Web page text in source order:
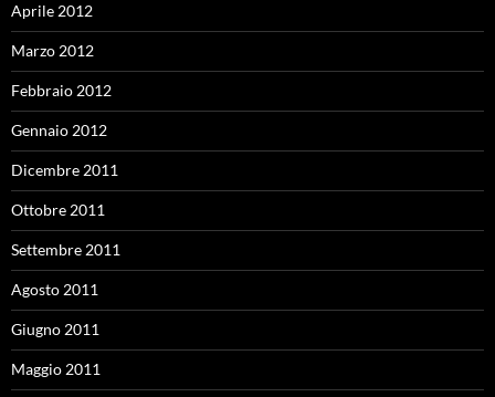
Aprile 2012
Marzo 2012
Febbraio 2012
Gennaio 2012
Dicembre 2011
Ottobre 2011
Settembre 2011
Agosto 2011
Giugno 2011
Maggio 2011